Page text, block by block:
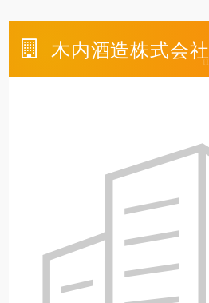
木内酒造株式会社